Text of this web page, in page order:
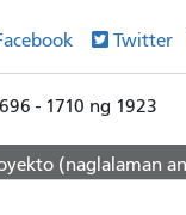
Twitter
- 1710 ng 1923
(naglalaman